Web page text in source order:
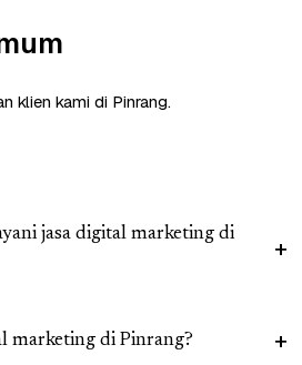
klien kami di Pinrang.
jasa digital marketing di
marketing di Pinrang?